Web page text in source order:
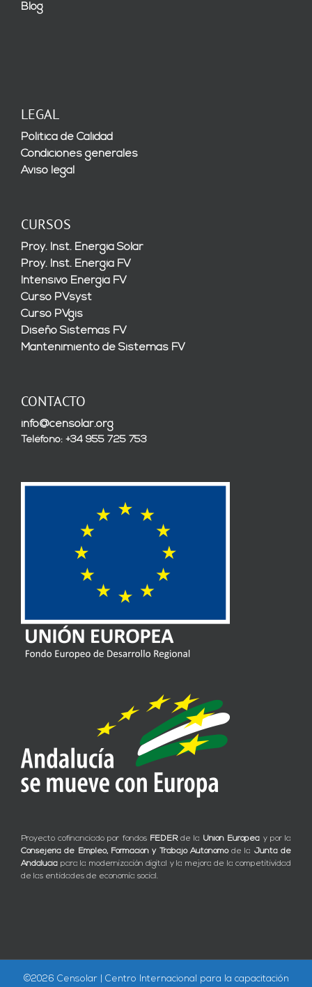
Blog
LEGAL
Política de Calidad
Condiciones generales
Aviso legal
CURSOS
Proy. Inst. Energía Solar
Proy. Inst. Energía FV
Intensivo Energía FV
Curso PVsyst
Curso PVgis
Diseño Sistemas FV
Mantenimiento de Sistemas FV
CONTACTO
info@censolar.org
Teléfono: +34 955 725 753
Proyecto cofinanciado por fondos FEDERde la Unión Europea y por la
Consejería de Empleo, Formación y Trabajo Autónomode la Junta de
Andalucía para la modernización digital y la mejora de la competitividad
de las entidades de economía social.
©2026 Censolar | Centro Internacional para la capacitación